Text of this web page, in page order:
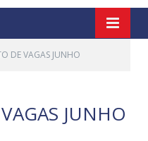
DE VAGAS JUNHO
JUNHO